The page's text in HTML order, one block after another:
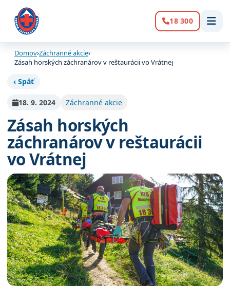
Volanie:
18 300
Domov›Záchranné akcie›
Zásah horských záchranárov v reštaurácii vo Vrátnej
‹ Späť
18. 9. 2024 Záchranné akcie
Zásah horských
záchranárov v reštaurácii
vo Vrátnej